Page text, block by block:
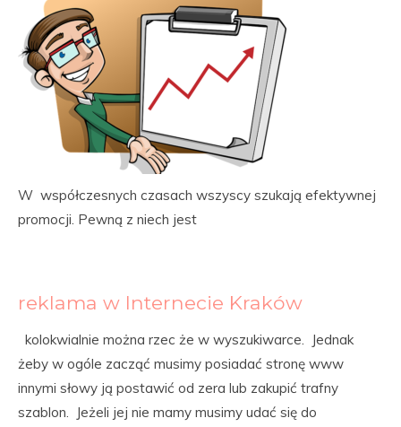
W współczesnych czasach wszyscy szukają efektywnej
promocji. Pewną z niech jest
reklama w Internecie Kraków
kolokwialnie można rzec że w wyszukiwarce. Jednak
żeby w ogóle zacząć musimy posiadać stronę www
innymi słowy ją postawić od zera lub zakupić trafny
szablon. Jeżeli jej nie mamy musimy udać się do